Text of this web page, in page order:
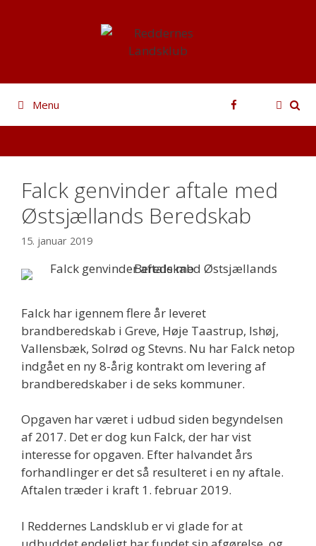
Facebook
Menu
Falck genvinder aftale med
Østsjællands Beredskab
15. januar 2019
Falck har igennem flere år leveret
brandberedskab i Greve, Høje Taastrup, Ishøj,
Vallensbæk, Solrød og Stevns. Nu har Falck netop
indgået en ny 8-årig kontrakt om levering af
brandberedskaber i de seks kommuner.
Opgaven har været i udbud siden begyndelsen
af 2017. Det er dog kun Falck, der har vist
interesse for opgaven. Efter halvandet års
forhandlinger er det så resulteret i en ny aftale.
Aftalen træder i kraft 1. februar 2019.
I Reddernes Landsklub er vi glade for at